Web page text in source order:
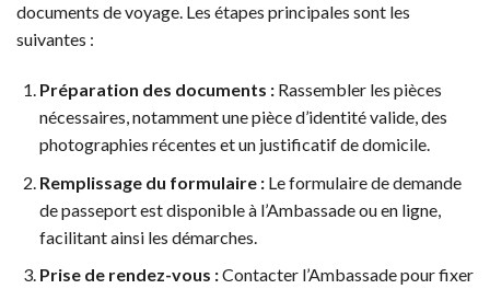
documents de voyage. Les étapes principales sont les
suivantes :
Préparation des documents :Rassembler les pièces
nécessaires, notamment une pièce d’identité valide, des
photographies récentes et un justificatif de domicile.
Remplissage du formulaire :Le formulaire de demande
de passeport est disponible à l’Ambassade ou en ligne,
facilitant ainsi les démarches.
Prise de rendez-vous :Contacter l’Ambassade pour fixer